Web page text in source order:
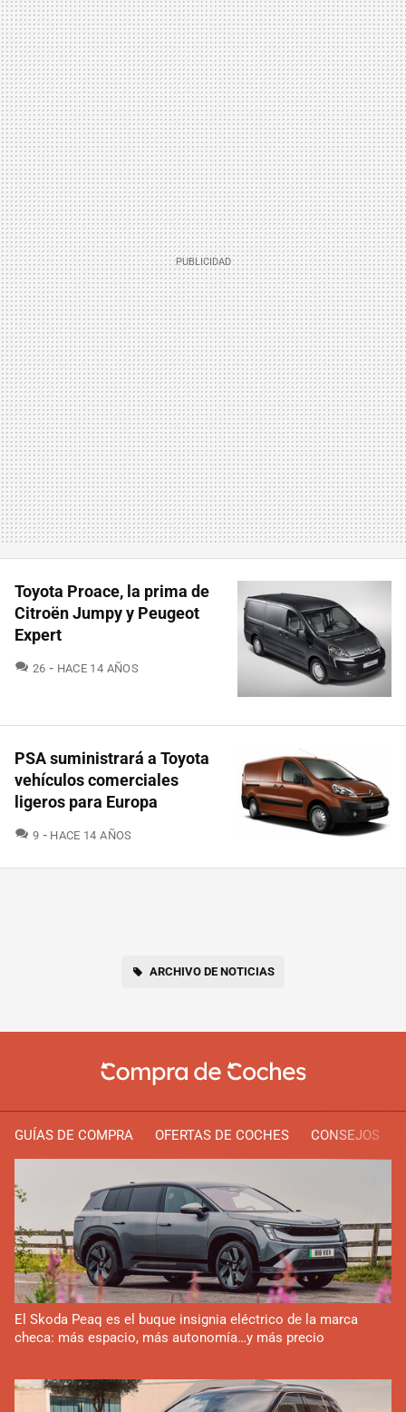
Toyota Proace, la prima de
Citroën Jumpy y Peugeot
Expert
26 COMENTARIOS
HACE 14 AÑOS
PSA suministrará a Toyota
vehículos comerciales
ligeros para Europa
9 COMENTARIOS
HACE 14 AÑOS
ARCHIVO DE NOTICIAS
GUÍAS DE COMPRA OFERTAS DE COCHES CONSEJOS
El Skoda Peaq es el buque insignia eléctrico de la marca
checa: más espacio, más autonomía…y más precio